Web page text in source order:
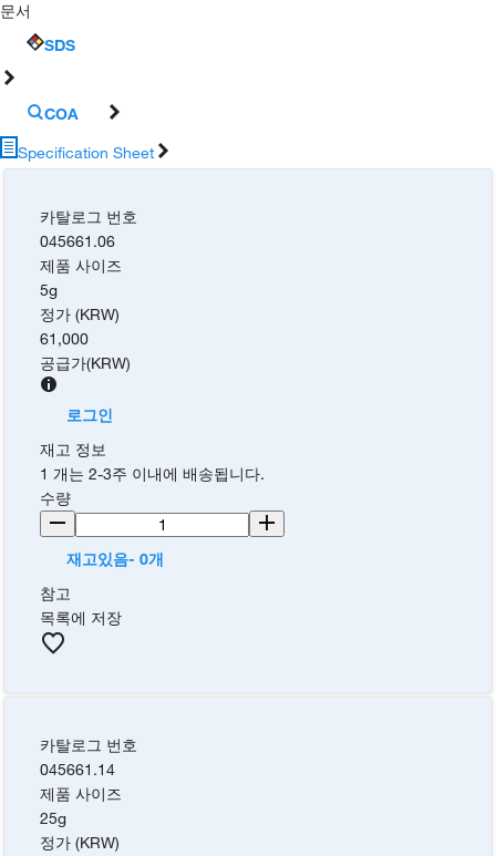
문서
SDS
COA
Specification Sheet
카탈로그 번호
045661.06
제품 사이즈
5g
정가 (KRW)
61,000
공급가(KRW)
로그인
재고 정보
1 개는 2-3주 이내에 배송됩니다.
수량
재고있음- 0개
참고
목록에 저장
카탈로그 번호
045661.14
제품 사이즈
25g
정가 (KRW)